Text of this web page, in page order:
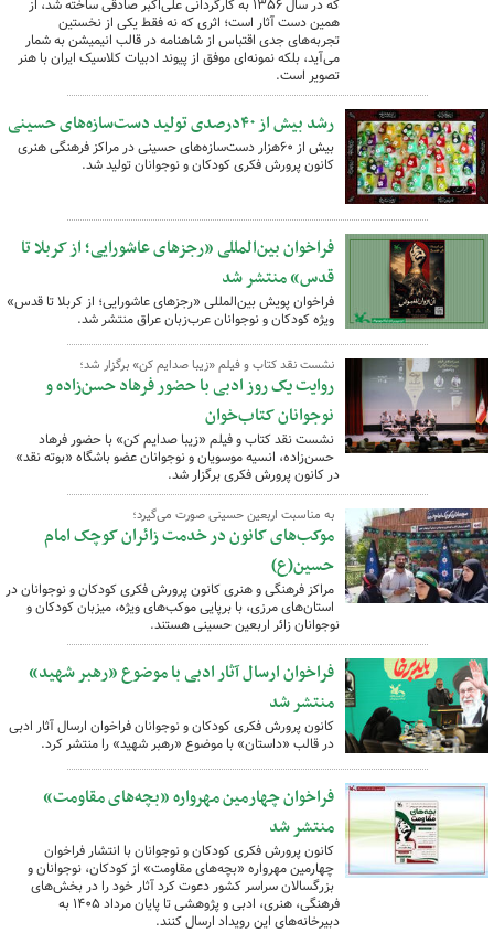
که در سال ۱۳۵۶ به کارگردانی علی‌اکبر صادقی ساخته شد، از
همین دست آثار است؛ اثری که نه فقط یکی از نخستین
تجربه‌های جدی اقتباس از شاهنامه در قالب انیمیشن به شمار
می‌آید، بلکه نمونه‌ای موفق از پیوند ادبیات کلاسیک ایران با هنر
تصویر است.
رشد بیش از ۴۰درصدی تولید دست‌سازه‌های حسینی
بیش از ۶۰هزار دست‌سازه‌های حسینی در مراکز فرهنگی هنری
کانون پرورش فکری کودکان و نوجوانان تولید شد.
فراخوان بین‌المللی «رجزهای عاشورایی؛ از کربلا تا
قدس» منتشر شد
فراخوان پویش بین‌المللی «رجزهای عاشورایی؛ از کربلا تا قدس»
ویژه کودکان و نوجوانان عرب‌زبان عراق منتشر شد.
نشست نقد کتاب و فیلم «زیبا صدایم کن» برگزار شد؛
روایت یک روز ادبی با حضور فرهاد حسن‌زاده و
نوجوانان کتاب‌خوان
نشست نقد کتاب و فیلم «زیبا صدایم کن» با حضور فرهاد
حسن‌زاده، انسیه موسویان و نوجوانان عضو باشگاه «بوته نقد»
در کانون پرورش فکری برگزار شد.
به مناسبت اربعین حسینی صورت می‌گیرد؛
موکب‌های کانون در خدمت زائران کوچک امام
حسین(ع)
مراکز فرهنگی و هنری کانون پرورش فکری کودکان و نوجوانان در
استان‌های مرزی، با برپایی موکب‌های ویژه، میزبان کودکان و
نوجوانان زائر اربعین حسینی هستند.
فراخوان ارسال آثار ادبی با موضوع «رهبر شهید»
منتشر شد
کانون پرورش فکری کودکان و نوجوانان فراخوان ارسال آثار ادبی
در قالب «داستان» با موضوع «رهبر شهید» را منتشر کرد.
فراخوان چهارمین مهرواره «بچه‌های مقاومت»
منتشر شد
کانون پرورش فکری کودکان و نوجوانان با انتشار فراخوان
چهارمین مهرواره «بچه‌های مقاومت» از کودکان، نوجوانان و
بزرگسالان سراسر کشور دعوت کرد آثار خود را در بخش‌های
فرهنگی، هنری، ادبی و پژوهشی تا پایان مرداد ۱۴۰۵ به
دبیرخانه‌های این رویداد ارسال کنند.